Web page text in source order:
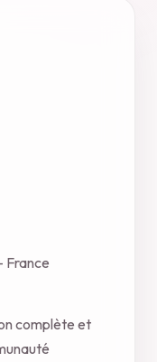
France
complète et